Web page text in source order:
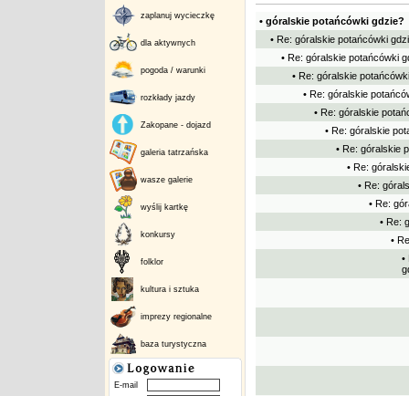
zaplanuj wycieczkę
dla aktywnych
pogoda / warunki
rozkłady jazdy
Zakopane - dojazd
galeria tatrzańska
wasze galerie
wyślij kartkę
konkursy
folklor
kultura i sztuka
imprezy regionalne
baza turystyczna
E-mail
• góralskie potańcówki gdzie?
• Re: góralskie potańcówki
• Re: góralskie potańcówki
• Re: góralskie
• Re: góralskie
• Re: góralskie
• Re: góralskie
• Re: góralskie
• Re:
• Re:
• Re:
• Re:
•
•